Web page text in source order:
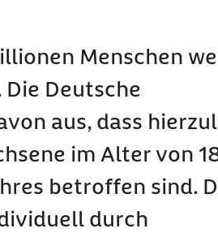
Fachleute von
bei Menschen mit
Menschen
Deutsche
aus, dass
im Alter von
betroffen sind.
durch